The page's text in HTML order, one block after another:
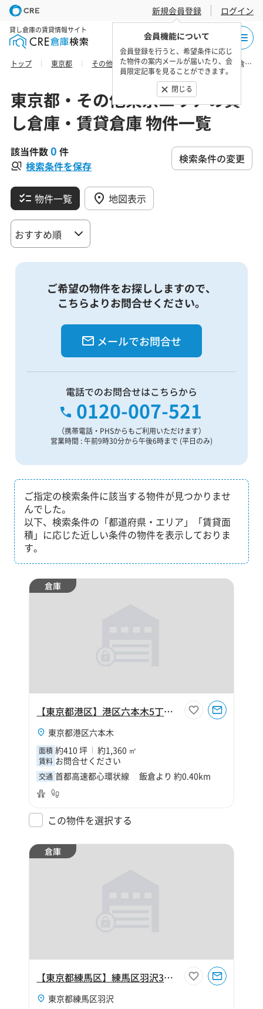
新規会員登録
会員機能について
会員登録を行うと、希望条件に応じ
た物件の案内メールが届いたり、会
員限定記事を見ることができます。
閉じる
ログイン
貸し倉庫の賃貸情報サイト
トップ 東京都 その他東京エリア 三宅支庁三宅村の貸し倉庫・賃貸倉庫 物件一覧
東京都・その他東京エリアの貸
し倉庫・賃貸倉庫 物件一覧
該当件数0 件
検索条件を保存
検索条件の変更
物件一覧 地図表示
ご希望の物件をお探ししますので、
こちらよりお問合せください。
メールでお問合せ
電話でのお問合せはこちらから
0120-007-521
（携帯電話・PHSからもご利用いただけます）
営業時間 : 午前9時30分から午後6時まで (平日のみ)
ご指定の検索条件に該当する物件が見つかりませ
んでした。
以下、検索条件の「都道府県・エリア」「賃貸面
積」に応じた近しい条件の物件を表示しておりま
す。
倉庫
【東京都港区】港区六本木5丁目410坪倉庫
東京都港区六本木
面積 約410 坪 約1,360 ㎡
賃料 お問合せください
交通 首都高速都心環状線 飯倉より 約0.40km
この物件を選択する
倉庫
【東京都練馬区】練馬区羽沢3丁目110坪倉庫
東京都練馬区羽沢